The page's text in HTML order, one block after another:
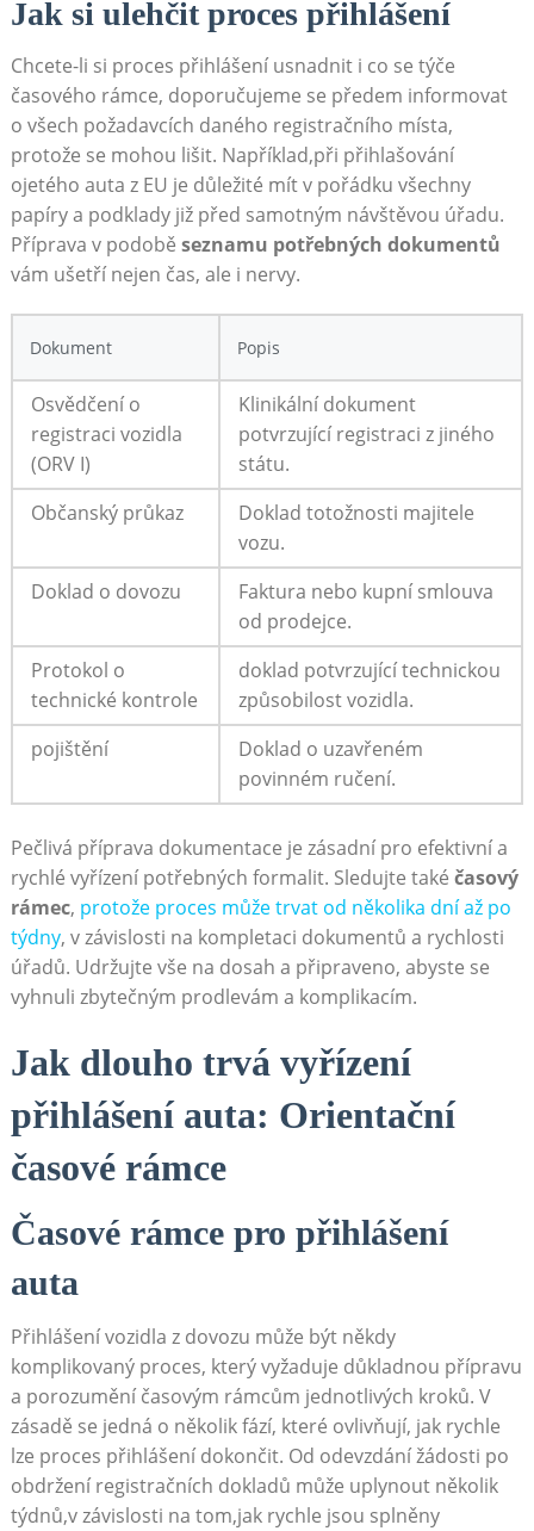
Jak si ulehčit proces přihlášení
Chcete-li si proces přihlášení usnadnit i co se týče
časového rámce, doporučujeme se předem informovat
o všech požadavcích daného registračního místa,
protože se mohou lišit. Například,při přihlašování
ojetého auta z EU je důležité mít v pořádku všechny
papíry a podklady již před samotným návštěvou úřadu.
Příprava v podobě seznamu potřebných dokumentů
vám ušetří nejen čas, ale i nervy.
Dokument Popis
Osvědčení o
registraci vozidla
(ORV I)
Klinikální dokument
potvrzující registraci z jiného
státu.
Občanský průkaz
Doklad totožnosti majitele
vozu.
Doklad o dovozu
Faktura nebo kupní smlouva
od prodejce.
Protokol o
technické kontrole
doklad potvrzující technickou
způsobilost vozidla.
pojištění
Doklad o uzavřeném
povinném ručení.
Pečlivá příprava dokumentace je zásadní pro efektivní a
rychlé vyřízení potřebných formalit. Sledujte také časový
rámec, protože proces může trvat od několika dní až po
týdny, v závislosti na kompletaci dokumentů a rychlosti
úřadů. Udržujte vše na dosah a připraveno, abyste se
vyhnuli zbytečným prodlevám a komplikacím.
Jak dlouho trvá vyřízení
přihlášení auta: Orientační
časové rámce
Časové rámce pro přihlášení
auta
Přihlášení vozidla z dovozu může být někdy
komplikovaný proces, který vyžaduje důkladnou přípravu
a porozumění časovým rámcům jednotlivých kroků. V
zásadě se jedná o několik fází, které ovlivňují, jak rychle
lze proces přihlášení dokončit. Od odevzdání žádosti po
obdržení registračních dokladů může uplynout několik
týdnů,v závislosti na tom,jak rychle jsou splněny